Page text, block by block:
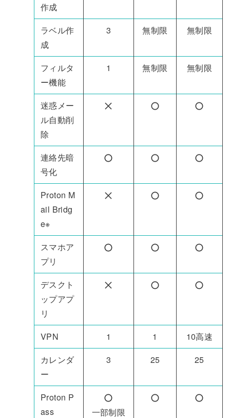
作成
ラベル作
成
3 無制限 無制限
フィルタ
ー機能
1 無制限 無制限
迷惑メー
ル自動削
除
連絡先暗
号化
Proton M
ail Bridg
e※
スマホア
プリ
デスクト
ップアプ
リ
VPN
1 1
10高速
カレンダ
ー
3 25 25
Proton P
ass
一部制限